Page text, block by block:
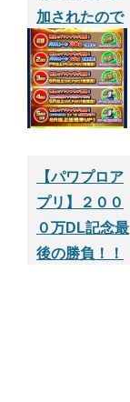
加されたので
早速１０連ガ
チャやってみ
たPart.2【パワ
プロサクセス
【パワプロア
プリ】２００
０万DL記念最
後の勝負！！